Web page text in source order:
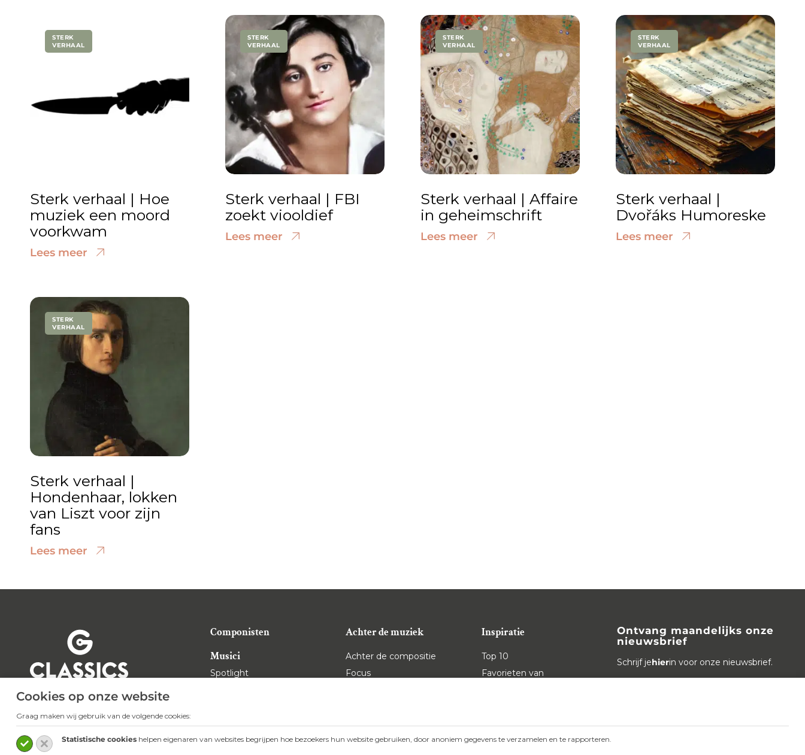
Cookies op onze website
Graag maken wij gebruik van de volgende cookies:
Statistische cookieshelpen eigenaren van websites begrijpen hoe bezoekers hun website gebruiken, door anoniem gegevens te verzamelen en te rapporteren.
STERK
VERHAAL
Sterk verhaal | Hoe
muziek een moord
voorkwam
Lees meer
STERK
VERHAAL
Sterk verhaal | FBI
zoekt viooldief
Lees meer
STERK
VERHAAL
Sterk verhaal | Affaire
in geheimschrift
Lees meer
STERK
VERHAAL
Sterk verhaal |
Dvořáks Humoreske
Lees meer
STERK
VERHAAL
Sterk verhaal |
Hondenhaar, lokken
van Liszt voor zijn
fans
Lees meer
Neem contact op:
info@classicstogo.nl
Componisten
Musici
Spotlight
Achter de muziek
Achter de compositie
Focus
Inspiratie
Top 10
Favorieten van
Ontvang maandelijks onze
nieuwsbrief
Schrijf jehierin voor onze nieuwsbrief.